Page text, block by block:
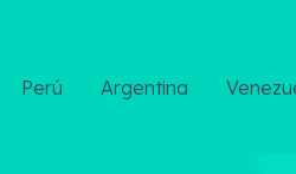
Perú Argentina